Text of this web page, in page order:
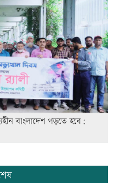
বাংলাদেশ গড়তে হবে: